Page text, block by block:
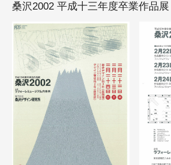
桑沢2002 平成十三年度卒業作品展